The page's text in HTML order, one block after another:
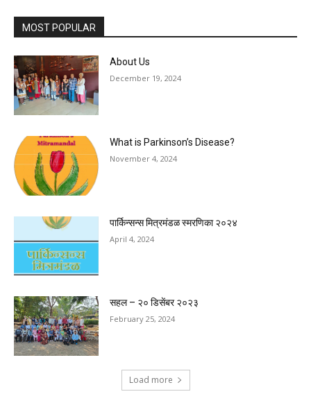
MOST POPULAR
About Us
December 19, 2024
What is Parkinson’s Disease?
November 4, 2024
पार्किन्सन्स मित्रमंडळ स्मरणिका २०२४
April 4, 2024
सहल – २० डिसेंबर २०२३
February 25, 2024
Load more